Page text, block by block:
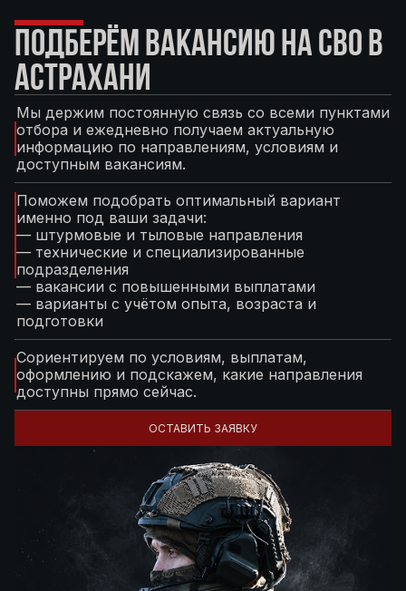
ПОДБЕРЁМ ВАКАНСИЮ НА СВО В
АСТРАХАНИ
Мы держим постоянную связь со всеми пунктами
отбора и ежедневно получаем актуальную
информацию по направлениям, условиям и
доступным вакансиям.
Поможем подобрать оптимальный вариант
именно под ваши задачи:
— штурмовые и тыловые направления
— технические и специализированные
подразделения
— вакансии с повышенными выплатами
— варианты с учётом опыта, возраста и
подготовки
Сориентируем по условиям, выплатам,
оформлению и подскажем, какие направления
доступны прямо сейчас.
ОСТАВИТЬ ЗАЯВКУ